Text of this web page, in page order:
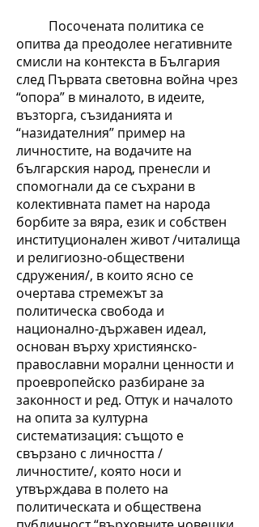
Посочената политика се
опитва да преодолее негативните
смисли на контекста в България
след Първата световна война чрез
“опора” в миналото, в идеите,
възторга, съзиданията и
“назидателния” пример на
личностите, на водачите на
българския народ, пренесли и
спомогнали да се съхрани в
колективната памет на народа
борбите за вяра, език и собствен
институционален живот /читалища
и религиозно-обществени
сдружения/, в които ясно се
очертава стремежът за
политическа свобода и
национално-държавен идеал,
основан върху християнско-
православни морални ценности и
проевропейско разбиране за
законност и ред. Оттук и началото
на опита за културна
систематизация: същото е
свързано с личността /
личностите/, която носи и
утвърждава в полето на
политическата и обществена